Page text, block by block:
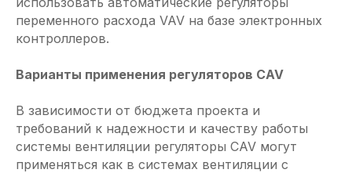
переменного расхода VAV на базе электронных
контроллеров.
Варианты применения регуляторов CAV
В зависимости от бюджета проекта и
требований к надежности и качеству работы
системы вентиляции регуляторы CAV могут
применяться как в системах вентиляции с